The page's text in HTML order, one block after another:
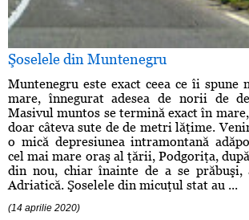
Şoselele din Muntenegru
Muntenegru este exact ceea ce îi spune
mare, înnegurat adesea de norii de
Masivul muntos se termină exact în
doar câteva sute de de metri lăţime.
o mică depresiunea intramontană
cel mai mare oraş al ţării, Podgoriţa,
din nou, chiar înainte de a se prăbuşi,
Adriatică. Şoselele din micuţul stat au ...
(14 aprilie 2020)